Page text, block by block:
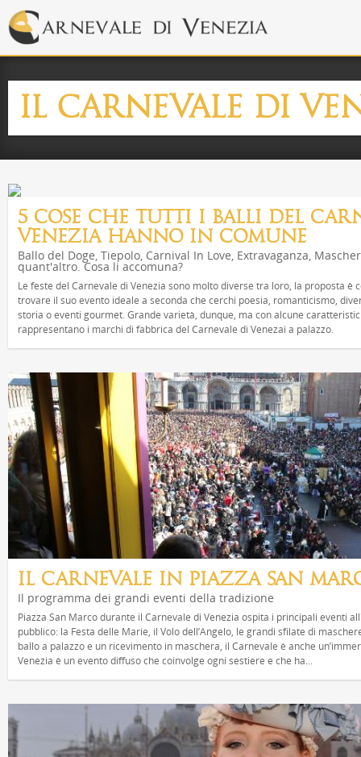
IL CARNEVALE DI
5 COSE CHE TUTTI I BALLI DEL
VENEZIA HANNO IN COMUNE
Ballo del Doge, Tiepolo, Carnival In Love, Extravaganza,
quant'altro. Cosa li accomuna?
Le feste del Carnevale di Venezia sono molto diverse tra loro, la proposta è
trovare il suo evento ideale a seconda che cerchi poesia, romanticismo,
storia o eventi gourmet. Grande varietà, dunque, ma con alcune
rappresentano i marchi di fabbrica del Carnevale di Venezai a palazzo.
IL CARNEVALE IN PIAZZA SAN
Il programma dei grandi eventi della tradizione
Piazza San Marco durante il Carnevale di Venezia ospita i principali eventi
pubblico: la Festa delle Marie, il Volo dell’Angelo, le grandi sfilate di
ballo a palazzo e un ricevimento in maschera, il Carnevale è anche
Venezia è un evento diffuso che coinvolge ogni sestiere e che ha...